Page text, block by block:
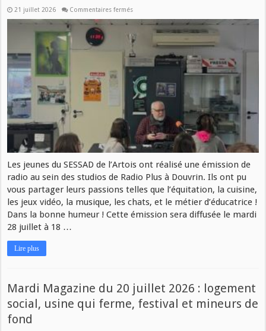
21 juillet 2026 Commentaires fermés
Les jeunes du SESSAD de l’Artois ont réalisé une émission de
radio au sein des studios de Radio Plus à Douvrin. Ils ont pu
vous partager leurs passions telles que l’équitation, la cuisine,
les jeux vidéo, la musique, les chats, et le métier d’éducatrice !
Dans la bonne humeur ! Cette émission sera diffusée le mardi
28 juillet à 18 …
Lire plus
Mardi Magazine du 20 juillet 2026 : logement
social, usine qui ferme, festival et mineurs de
fond